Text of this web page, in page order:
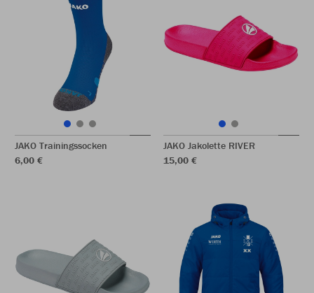
JAKO Trainingssocken
6,00 €
JAKO Jakolette RIVER
15,00 €